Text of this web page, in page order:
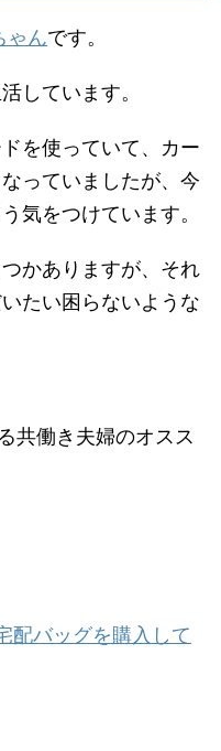
ゃんです。
しています。
を使っていて、カー
っていましたが、今
気をつけています。
かありますが、それ
たい困らないような
共働き夫婦のオスス
配バッグを購入して